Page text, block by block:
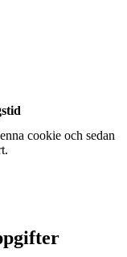
cookie och sedan